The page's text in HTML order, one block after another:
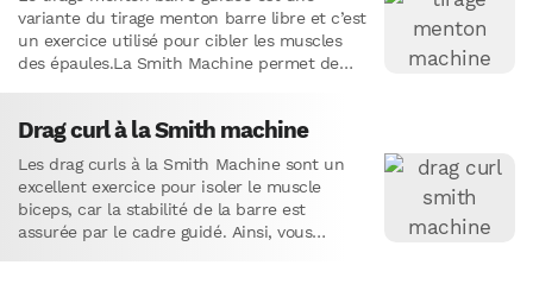
variante du tirage menton barre libre et c’est
un exercice utilisé pour cibler les muscles
des épaules.La Smith Machine permet de
Drag curl à la Smith machine
Les drag curls à la Smith Machine sont un
excellent exercice pour isoler le muscle
biceps, car la stabilité de la barre est
assurée par le cadre guidé. Ainsi, vous…